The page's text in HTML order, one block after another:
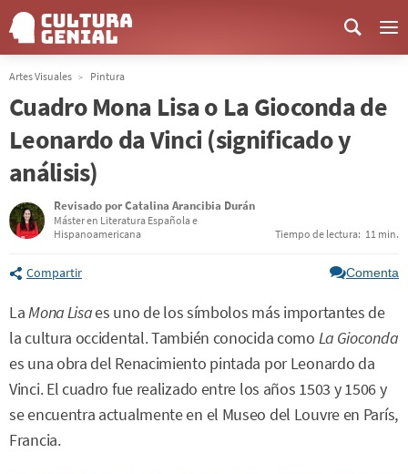
Artes Visuales Pintura
Cuadro Mona Lisa o La Gioconda de
Leonardo da Vinci (significado y
análisis)
Revisado porCatalina Arancibia Durán
Máster en Literatura Española e
Hispanoamericana
Tiempo de lectura: 11 min.
Compartir Comenta
LaMona Lisaes uno de los símbolos más importantes de
la cultura occidental. También conocida como La Gioconda
es una obra del Renacimiento pintada por Leonardo da
Vinci. El cuadro fue realizado entre los años 1503 y 1506 y
se encuentra actualmente en el Museo del Louvre en París,
Francia.